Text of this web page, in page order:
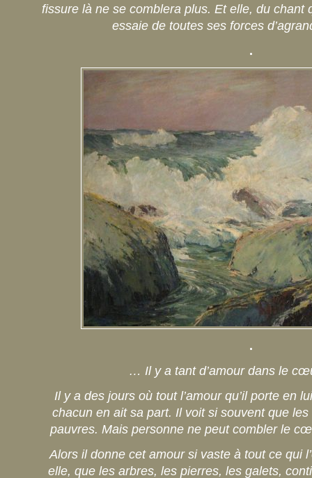
fissure là ne se comblera plus. Et elle, du chant
essaie de toutes ses forces
.
.
… Il y a tant d’amour dans le
Il y a des jours où tout l’amour qu’il porte en
chacun en ait sa part. Il voit si souvent que
pauvres. Mais personne ne peut combler le
Alors il donne cet amour si vaste à tout ce qui
elle, que les arbres, les pierres, les galets,